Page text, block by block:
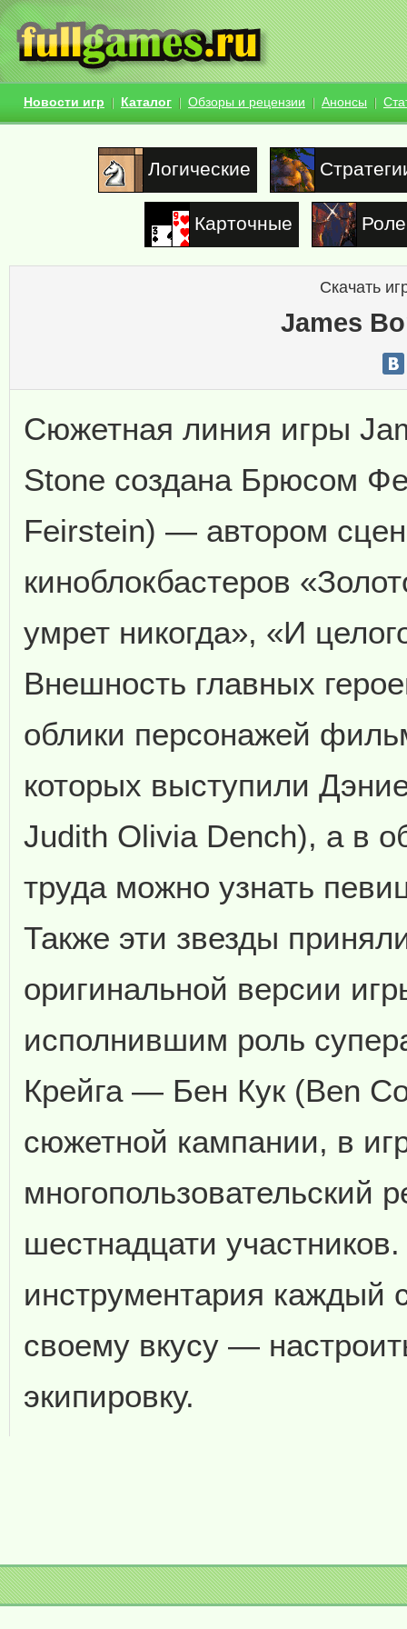
Новости игр Каталог Обзоры и рецензии Анонсы
Логические
Карточные
Скачать
James
Сюжетная линия игры
Stone создана Брюсом
Feirstein) — автором
киноблокбастеров
умрет никогда», «И
Внешность главных
облики персонажей
которых выступили
Judith Olivia Dench), а в
труда можно узнать
Также эти звезды
оригинальной версии
исполнившим роль
Крейга — Бен Кук (Ben
сюжетной кампании, в
многопользовательский
шестнадцати
инструментария каждый
своему вкусу —
экипировку.